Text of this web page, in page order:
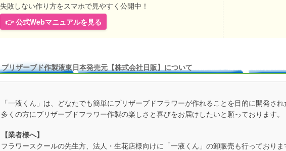
失敗しない作り方をスマホで見やすく公開中！
👉 公式Webマニュアルを見る
プリザーブド作製液東日本発売元【株式会社日販】について
「一液くん」は、どなたでも簡単にプリザーブドフラワーが作れることを目的に開発され
多くの方にプリザーブドフラワー作製の楽しさと喜びをお届けしたいと願っております。
【業者様へ】
フラワースクールの先生方、法人・生花店様向けに「一液くん」の卸販売も行っておりま